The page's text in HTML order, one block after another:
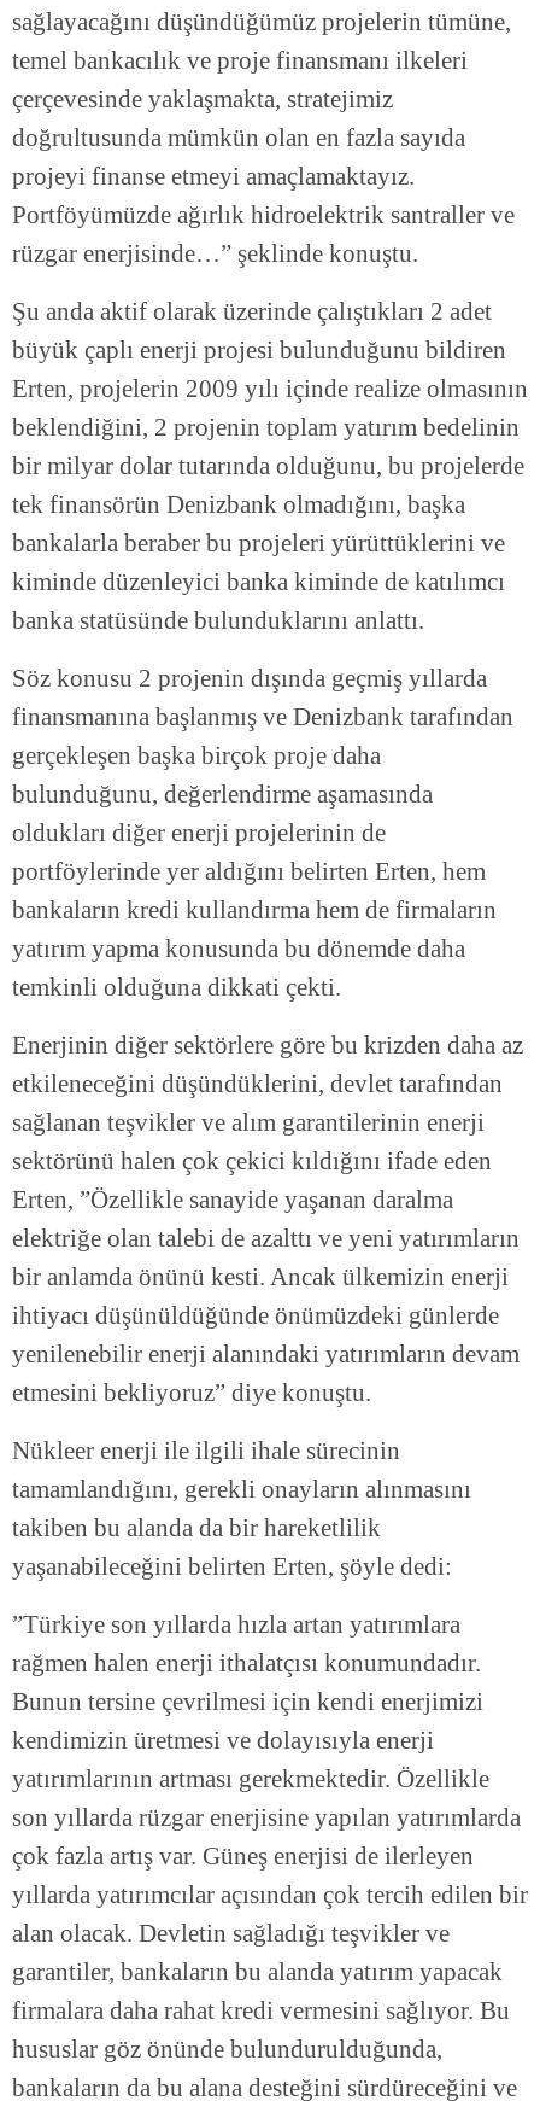
sağlayacağını düşündüğümüz projelerin tümüne,
temel bankacılık ve proje finansmanı ilkeleri
çerçevesinde yaklaşmakta, stratejimiz
doğrultusunda mümkün olan en fazla sayıda
projeyi finanse etmeyi amaçlamaktayız.
Portföyümüzde ağırlık hidroelektrik santraller ve
rüzgar enerjisinde…” şeklinde konuştu.
Şu anda aktif olarak üzerinde çalıştıkları 2 adet
büyük çaplı enerji projesi bulunduğunu bildiren
Erten, projelerin 2009 yılı içinde realize olmasının
beklendiğini, 2 projenin toplam yatırım bedelinin
bir milyar dolar tutarında olduğunu, bu projelerde
tek finansörün Denizbank olmadığını, başka
bankalarla beraber bu projeleri yürüttüklerini ve
kiminde düzenleyici banka kiminde de katılımcı
banka statüsünde bulunduklarını anlattı.
Söz konusu 2 projenin dışında geçmiş yıllarda
finansmanına başlanmış ve Denizbank tarafından
gerçekleşen başka birçok proje daha
bulunduğunu, değerlendirme aşamasında
oldukları diğer enerji projelerinin de
portföylerinde yer aldığını belirten Erten, hem
bankaların kredi kullandırma hem de firmaların
yatırım yapma konusunda bu dönemde daha
temkinli olduğuna dikkati çekti.
Enerjinin diğer sektörlere göre bu krizden daha az
etkileneceğini düşündüklerini, devlet tarafından
sağlanan teşvikler ve alım garantilerinin enerji
sektörünü halen çok çekici kıldığını ifade eden
Erten, ”Özellikle sanayide yaşanan daralma
elektriğe olan talebi de azalttı ve yeni yatırımların
bir anlamda önünü kesti. Ancak ülkemizin enerji
ihtiyacı düşünüldüğünde önümüzdeki günlerde
yenilenebilir enerji alanındaki yatırımların devam
etmesini bekliyoruz” diye konuştu.
Nükleer enerji ile ilgili ihale sürecinin
tamamlandığını, gerekli onayların alınmasını
takiben bu alanda da bir hareketlilik
yaşanabileceğini belirten Erten, şöyle dedi:
”Türkiye son yıllarda hızla artan yatırımlara
rağmen halen enerji ithalatçısı konumundadır.
Bunun tersine çevrilmesi için kendi enerjimizi
kendimizin üretmesi ve dolayısıyla enerji
yatırımlarının artması gerekmektedir. Özellikle
son yıllarda rüzgar enerjisine yapılan yatırımlarda
çok fazla artış var. Güneş enerjisi de ilerleyen
yıllarda yatırımcılar açısından çok tercih edilen bir
alan olacak. Devletin sağladığı teşvikler ve
garantiler, bankaların bu alanda yatırım yapacak
firmalara daha rahat kredi vermesini sağlıyor. Bu
hususlar göz önünde bulundurulduğunda,
bankaların da bu alana desteğini sürdüreceğini ve